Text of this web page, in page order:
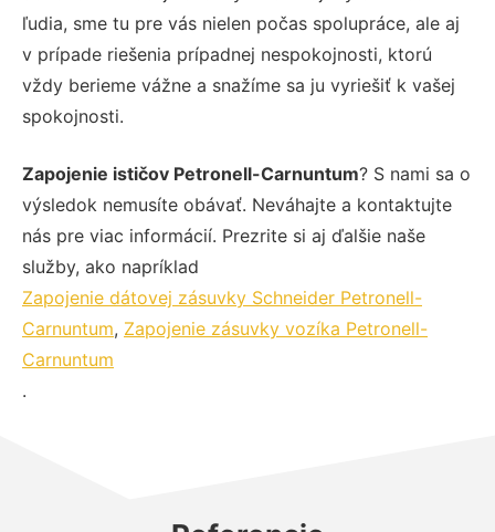
ľudia, sme tu pre vás nielen počas spolupráce, ale aj
v prípade riešenia prípadnej nespokojnosti, ktorú
vždy berieme vážne a snažíme sa ju vyriešiť k vašej
spokojnosti.
Zapojenie ističov Petronell-Carnuntum? S nami sa o
výsledok nemusíte obávať. Neváhajte a kontaktujte
nás pre viac informácií. Prezrite si aj ďalšie naše
služby, ako napríklad
Zapojenie dátovej zásuvky Schneider Petronell-
Carnuntum, Zapojenie zásuvky vozíka Petronell-
Carnuntum
.